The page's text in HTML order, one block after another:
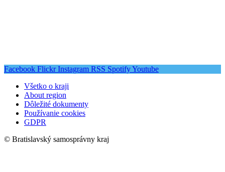
Facebook Flickr Instagram RSS SpotifyYoutube
Všetko o kraji
About region
Dôležité dokumenty
Používanie cookies
GDPR
© Bratislavský samosprávny kraj